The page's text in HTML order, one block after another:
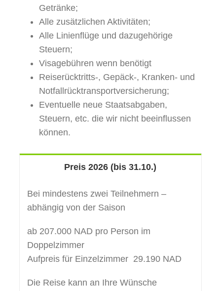
Getränke;
Alle zusätzlichen Aktivitäten;
Alle Linienflüge und dazugehörige
Steuern;
Visagebühren wenn benötigt
Reiserücktritts-, Gepäck-, Kranken- und
Notfallrücktransportversicherung;
Eventuelle neue Staatsabgaben,
Steuern, etc. die wir nicht beeinflussen
können.
Preis 2026 (bis 31.10.)
Bei mindestens zwei Teilnehmern –
abhängig von der Saison
ab 207.000 NAD pro Person im
Doppelzimmer
Aufpreis für Einzelzimmer 29.190 NAD
Die Reise kann an Ihre Wünsche